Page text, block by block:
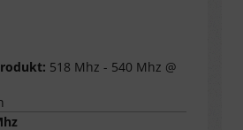
518 Mhz - 540 Mhz @